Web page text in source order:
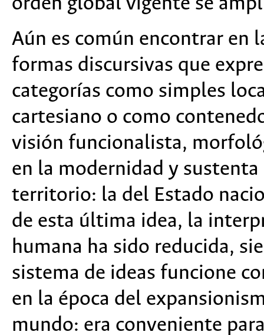
Aún es común encontrar en
formas discursivas que
categorías como simples
cartesiano o como
visión funcionalista,
en la modernidad y
territorio: la del Estado
de esta última idea, la
humana ha sido reducida,
sistema de ideas funcione
en la época del
mundo: era conveniente